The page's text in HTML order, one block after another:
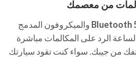
Bluetooth والميكروفون المدمج
الرد على المكالمات مباشرة
من جيبك. سواء كنت تقود سيارتك